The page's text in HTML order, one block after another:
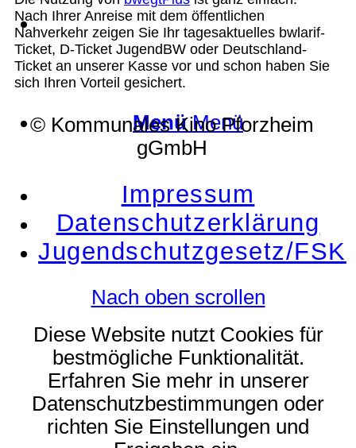
Suche
Menü Menü
Nach Ihrer Anreise mit dem öffentlichen
Nahverkehr zeigen Sie Ihr tagesaktuelles bwlarif-
Ticket, D-Ticket JugendBW oder Deutschland-
Ticket an unserer Kasse vor und schon haben Sie
sich Ihren Vorteil gesichert.
© Kommunales Kino Pforzheim
gGmbH
Impressum
Datenschutzerklärung
Jugendschutzgesetz/FSK
Nach oben scrollen
Diese Website nutzt Cookies für
bestmögliche Funktionalität.
Erfahren Sie mehr in unserer
Datenschutzbestimmungen oder
richten Sie Einstellungen und